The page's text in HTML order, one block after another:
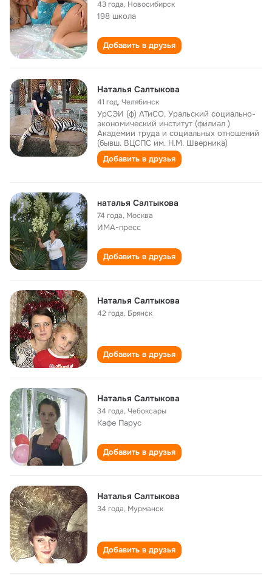
43 года, Новосибирск
198 школа
Добавить в друзья
Наталья Салтыкова
41 год,Челябинск
УрСЭИ (ф) АТиСО, Уральский социально-
экономический институт (филиал )
Академии труда и социальных отношений
(бывш. ВЦСПС им. Н.М. Шверника)
Добавить в друзья
наталья Салтыкова
74 года, Москва
ИМА-пресс
Добавить в друзья
Наталья Салтыкова
42 года, Брянск
Добавить в друзья
Наталья Салтыкова
34 года,Чебоксары
Кафе Парус
Добавить в друзья
Наталья Салтыкова
34 года, Мурманск
Добавить в друзья